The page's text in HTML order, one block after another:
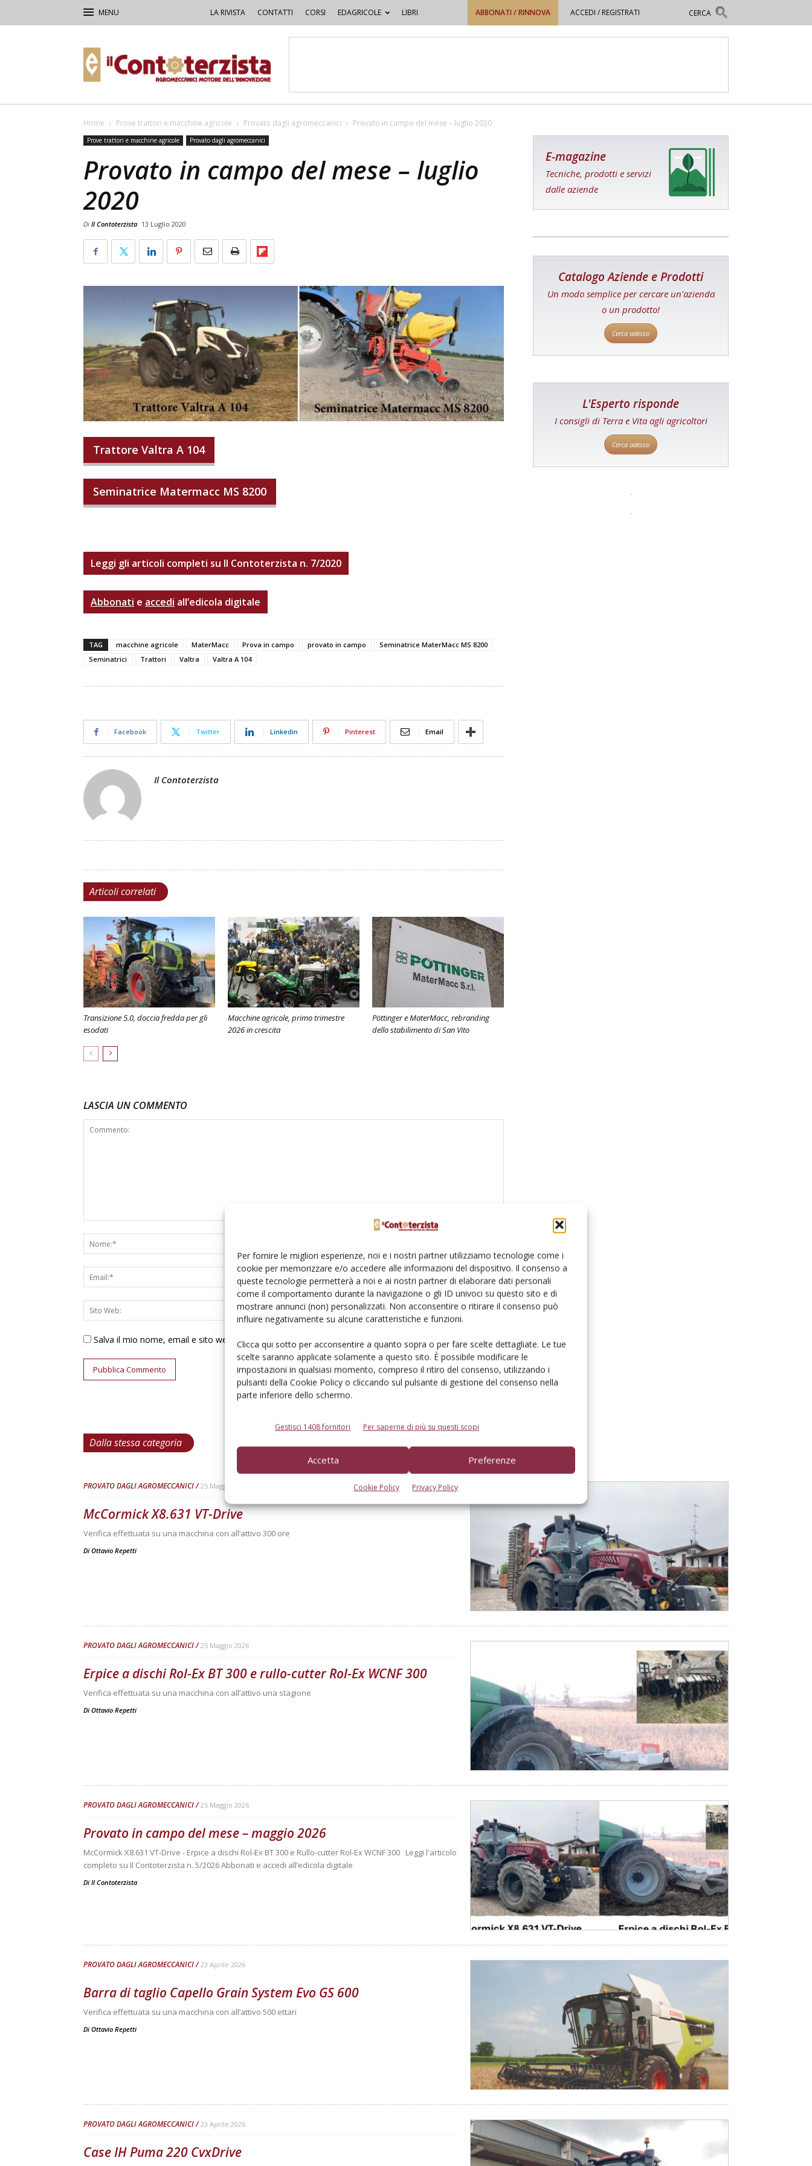
Per fornire le migliori esperienze, noi e i nostri partner utilizziamo tecnologie come i
cookie per memorizzare e/o accedere alle informazioni del dispositivo. Il consenso a
queste tecnologie permetterà a noi e ai nostri partner di elaborare dati personali
come il comportamento durante la navigazione o gli ID univoci su questo sito e di
mostrare annunci (non) personalizzati. Non acconsentire o ritirare il consenso può
influire negativamente su alcune caratteristiche e funzioni.
Clicca qui sotto per acconsentire a quanto sopra o per fare scelte dettagliate. Le tue
scelte saranno applicate solamente a questo sito. È possibile modificare le
impostazioni in qualsiasi momento, compreso il ritiro del consenso, utilizzando i
pulsanti della Cookie Policy o cliccando sul pulsante di gestione del consenso nella
parte inferiore dello schermo.
Gestisci 1408 fornitori Per saperne di più su questi scopi
Accetta Preferenze
Cookie Policy Privacy Policy
LA RIVISTA CONTATTI CORSI EDAGRICOLE LIBRI ABBONATI / RINNOVA ACCEDI / REGISTRATI
Contoterzista
Home Prove trattori e macchine agricole Provato dagli agromeccanici Provato in campo del mese – luglio 2020
Prove trattori e macchine agricole Provato dagli agromeccanici
Provato in campo del mese – luglio
2020
Di Il Contoterzista 13 Luglio 2020
Trattore Valtra A 104
Seminatrice Matermacc MS 8200
Leggi gli articoli completi su Il Contoterzista n. 7/2020
Abbonati e accedi all’edicola digitale
TAG macchine agricole MaterMacc Prova in campo provato in campo
Seminatrice MaterMacc MS 8200
Seminatrici
Trattori Valtra Valtra A 104
Facebook Twitter Linkedin Pinterest Email
Il Contoterzista
Articoli correlati
Transizione 5.0, doccia fredda per gli
esodati
Macchine agricole, primo trimestre
2026 in crescita
Pöttinger e MaterMacc, rebranding
dello stabilimento di San Vito
LASCIA UN COMMENTO
Salva il mio nome, email e sito web in questo browser per la prossima volta che commento.
E-magazine
Tecniche, prodotti e servizi
dalle aziende
Catalogo Aziende e Prodotti
Un modo semplice per cercare un'azienda
o un prodotto!
Cerca adesso
L'Esperto risponde
I consigli di Terra e Vita agli agricoltori
Cerca adesso
Dalla stessa categoria
PROVATO DAGLI AGROMECCANICI 25 Maggio 2026
McCormick X8.631 VT-Drive
Verifica effettuata su una macchina con all’attivo 300 ore
Di Ottavio Repetti -
PROVATO DAGLI AGROMECCANICI 25 Maggio 2026
Erpice a dischi Rol-Ex BT 300 e rullo-cutter Rol-Ex WCNF 300
Verifica effettuata su una macchina con all’attivo una stagione
Di Ottavio Repetti -
PROVATO DAGLI AGROMECCANICI 25 Maggio 2026
Provato in campo del mese – maggio 2026
McCormick X8.631 VT-Drive - Erpice a dischi Rol-Ex BT 300 e Rullo-cutter Rol-Ex WCNF 300 Leggi l'articolo
completo su Il Contoterzista n. 5/2026 Abbonati e accedi all’edicola digitale
Di Il Contoterzista -
PROVATO DAGLI AGROMECCANICI 23 Aprile 2026
Barra di taglio Capello Grain System Evo GS 600
Verifica effettuata su una macchina con all’attivo 500 ettari
Di Ottavio Repetti
PROVATO DAGLI AGROMECCANICI 23 Aprile 2026
Case IH Puma 220 CvxDrive